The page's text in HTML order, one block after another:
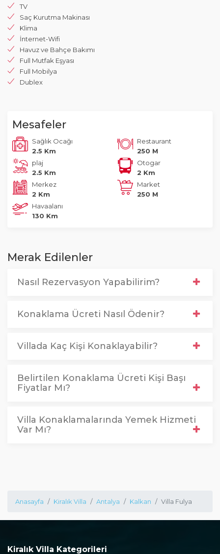
TV
Saç Kurutma Makinası
Klima
İnternet-Wifi
Havuz ve Bahçe Bakımı
Full Mutfak Eşyası
Full Mobilya
Dublex
Mesafeler
Sağlık Ocağı
2.5 Km
Restaurant
250 M
plaj
2.5 Km
Otogar
2 Km
Merkez
2 Km
Market
250 M
Havaalanı
130 Km
Merak Edilenler
Nasıl Rezervasyon Yapabilirim?
Konaklama Ücreti Nasıl Ödenir?
Villada Kaç Kişi Konaklayabilir?
Belirtilen Konaklama Ücreti Kişi Başı
Fiyatlar Mı?
Villa Konaklamalarında Yemek Hizmeti
Var Mı?
Anasayfa Kiralık Villa Antalya Kalkan Villa Fulya
Kiralık Villa Kategorileri